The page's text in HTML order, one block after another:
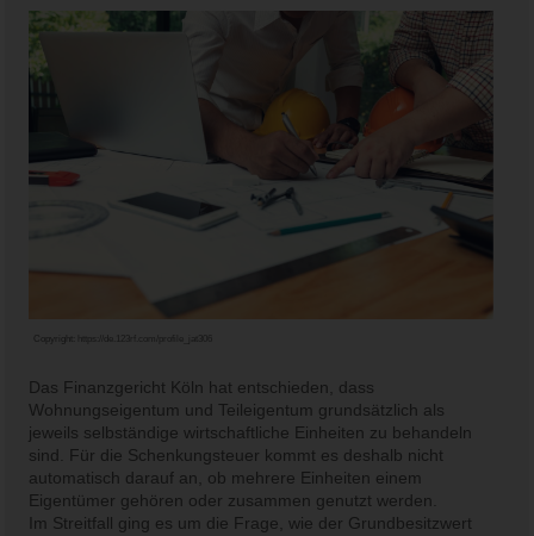
Copyright:
Das Finanzgericht Köln hat entschieden, dass
Wohnungseigentum und Teileigentum grundsätzlich als
jeweils selbständige wirtschaftliche Einheiten zu behandeln
sind. Für die Schenkungsteuer kommt es deshalb nicht
automatisch darauf an, ob mehrere Einheiten einem
Eigentümer gehören oder zusammen genutzt werden.
Im Streitfall ging es um die Frage, wie der Grundbesitzwert